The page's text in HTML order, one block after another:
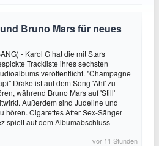
Bruno Mars für neues
- Karol G hat die mit Stars
Trackliste ihres sechsten
veröffentlicht. "Champagne
Drake ist auf dem Song 'Ahí' zu
während Bruno Mars auf 'Still'
Außerdem sind Judeline und
hören. Cigarettes After Sex-Sänger
spielt auf dem Albumabschluss
vor 11 Stunden